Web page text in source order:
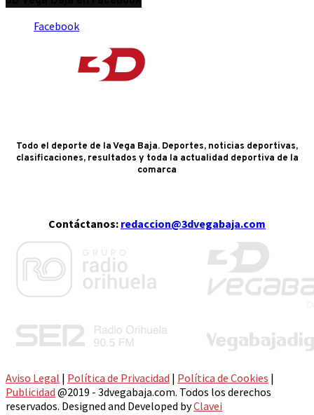
Facebook
Todo el deporte de la Vega Baja. Deportes, noticias deportivas,
clasificaciones, resultados y toda la actualidad deportiva de la
comarca
Contáctanos: redaccion@3dvegabaja.com
Aviso Legal | Política de Privacidad | Política de Cookies |
Publicidad @2019 - 3dvegabaja.com. Todos los derechos
reservados. Designed and Developed byClavei